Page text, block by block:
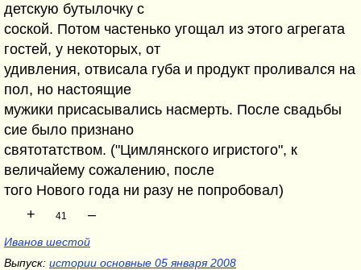
детскую бутылочку с
соской. Потом частенько угощал из этого агрегата
гостей, у некоторых, от
удивления, отвисала губа и продукт проливался на
пол, но настоящие
мужики присасывались насмерть. После свадьбы
сие было признано
святотатством. ("Цимлянского игристого", к
величайему сожалению, после
того Нового года ни разу не попробовал)
+
41 –
Иванов шестой
Выпуск: истории основные 05 января 2008